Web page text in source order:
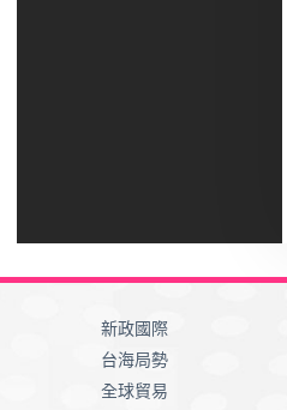
新政國際
台海局勢
全球貿易